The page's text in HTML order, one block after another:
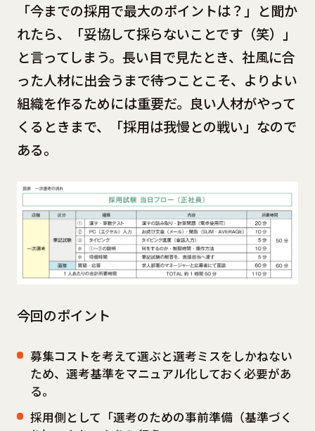
「今までの採用で最大のポイントは？」と聞か
れたら、「妥協して採らないことです（笑）」
と言ってしまう。長い目で見たとき、社風に合
った人材に出会うまで待つことこそ、よりよい
組織を作るためには重要だ。良い人材がやって
くるときまで、「採用は我慢との戦い」なので
ある。
今回のポイント
募集コストを考えて選ぶと選考ミスをしかねない
ため、選考基準をマニュアル化しておく必要があ
る。
採用側として「選考のための事前準備（基準づく